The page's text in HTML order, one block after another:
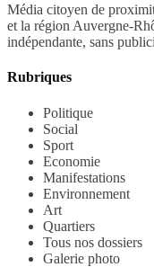
Média citoyen de
et la région Auvergne-
indépendante, sans
Rubriques
Politique
Social
Sport
Economie
Manifestations
Environnement
Art
Quartiers
Tous nos dossiers
Galerie photo